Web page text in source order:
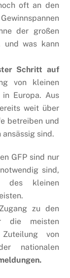
oft an den
der großen
und was kann
Schritt auf
von kleinen
Europa. Aus
weit über
betreiben und
sind.
GFP sind nur
sind,
des kleinen
zu den
die meisten
von
nationalen